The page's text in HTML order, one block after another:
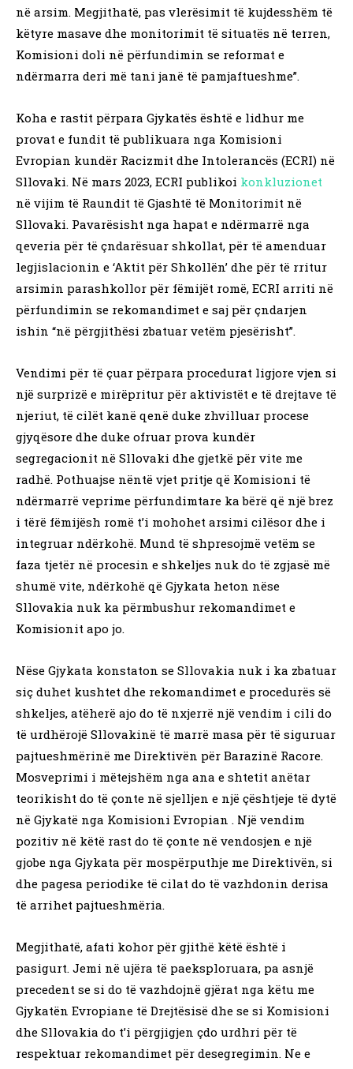
në arsim. Megjithatë, pas vlerësimit të kujdesshëm të
këtyre masave dhe monitorimit të situatës në terren,
Komisioni doli në përfundimin se reformat e
ndërmarra deri më tani janë të pamjaftueshme”.
Koha e rastit përpara Gjykatës është e lidhur me
provat e fundit të publikuara nga Komisioni
Evropian kundër Racizmit dhe Intolerancës (ECRI) në
Sllovaki. Në mars 2023, ECRI publikoi konkluzionet
në vijim të Raundit të Gjashtë të Monitorimit në
Sllovaki. Pavarësisht nga hapat e ndërmarrë nga
qeveria për të çndarësuar shkollat, për të amenduar
legjislacionin e ‘Aktit për Shkollën’ dhe për të rritur
arsimin parashkollor për fëmijët romë, ECRI arriti në
përfundimin se rekomandimet e saj për çndarjen
ishin “në përgjithësi zbatuar vetëm pjesërisht”.
Vendimi për të çuar përpara procedurat ligjore vjen si
një surprizë e mirëpritur për aktivistët e të drejtave të
njeriut, të cilët kanë qenë duke zhvilluar procese
gjyqësore dhe duke ofruar prova kundër
segregacionit në Sllovaki dhe gjetkë për vite me
radhë. Pothuajse nëntë vjet pritje që Komisioni të
ndërmarrë veprime përfundimtare ka bërë që një brez
i tërë fëmijësh romë t’i mohohet arsimi cilësor dhe i
integruar ndërkohë. Mund të shpresojmë vetëm se
faza tjetër në procesin e shkeljes nuk do të zgjasë më
shumë vite, ndërkohë që Gjykata heton nëse
Sllovakia nuk ka përmbushur rekomandimet e
Komisionit apo jo.
Nëse Gjykata konstaton se Sllovakia nuk i ka zbatuar
siç duhet kushtet dhe rekomandimet e procedurës së
shkeljes, atëherë ajo do të nxjerrë një vendim i cili do
të urdhërojë Sllovakinë të marrë masa për të siguruar
pajtueshmërinë me Direktivën për Barazinë Racore.
Mosveprimi i mëtejshëm nga ana e shtetit anëtar
teorikisht do të çonte në sjelljen e një çështjeje të dytë
në Gjykatë nga Komisioni Evropian . Një vendim
pozitiv në këtë rast do të çonte në vendosjen e një
gjobe nga Gjykata për mospërputhje me Direktivën, si
dhe pagesa periodike të cilat do të vazhdonin derisa
të arrihet pajtueshmëria.
Megjithatë, afati kohor për gjithë këtë është i
pasigurt. Jemi në ujëra të paeksploruara, pa asnjë
precedent se si do të vazhdojnë gjërat nga këtu me
Gjykatën Evropiane të Drejtësisë dhe se si Komisioni
dhe Sllovakia do t’i përgjigjen çdo urdhri për të
respektuar rekomandimet për desegregimin. Ne e